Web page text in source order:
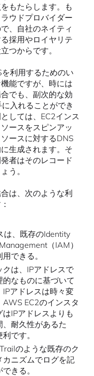
もたらします。も
ウドプロバイダー
、自社のネイティ
採用やロイヤリテ
つからです。
利用するためのい
能ですが、時には
でも、副次的な効
入れることができ
しては、EC2インス
ースをスピンアッ
ースに対するDNS
生成されます。そ
者はそのレコード
う。
は、次のような利
は、既存のIdentity
（IAM）
できる。
クは、IPアドレスで
的なものに基づいて
IPアドレスは時々変
AWS EC2のインスタ
はIPアドレスよりも
耐久性があるた
です。
のような既存のク
カニズムでログを記
きる。